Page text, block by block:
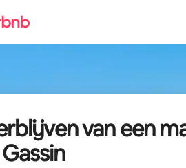
van een